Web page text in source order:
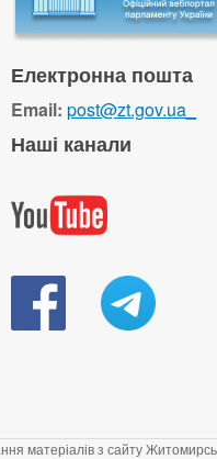
Електронна пошта
Email: post@zt.gov.ua_
Наші канали
матеріалів з сайту